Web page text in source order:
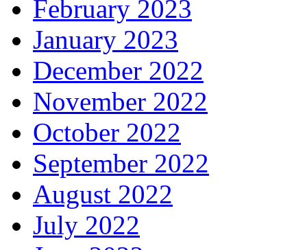
February 2023
January 2023
December 2022
November 2022
October 2022
September 2022
August 2022
July 2022